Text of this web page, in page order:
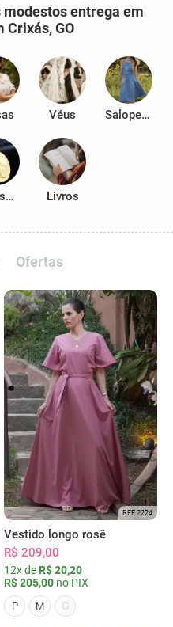
entrega em
Crixás, GO
Véus Salopetes
Acessórios Livros
Ofertas
REF 2224
Vestido longo rosê
R$ 209,00
12x de R$ 20,20
R$ 205,00 no PIX
P M G